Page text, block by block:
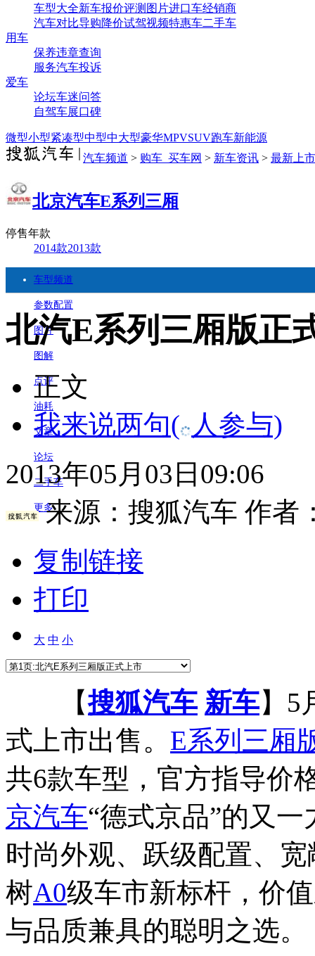
车型大全新车报价评测 图片进口车经销商
汽车对比导购降价试驾视频特惠车二手车
用车
保养违章查询
服务汽车投诉
爱车
论坛车迷问答
自驾车展口碑
微型小型紧凑型中型中大型豪华MPVSUV跑车新能源
汽车频道 > 购车_买车网 > 新车资讯 > 最新上市
北京汽车E系列三厢
停售年款
2014款2013款
车型频道
参数配置
图片
图解
点评
油耗
文章
论坛
二手车
更多
北汽E系列三厢版正
正文
我来说两句( 人参与)
2013年05月03日09:06
来源： 搜狐汽车 作者
复制链接
打印
大 中 小
【搜狐汽车 新车】5
式上市出售。 E系列三厢
共6款车型，官方指导价
京汽车“德式京品”的又一
时尚外观、跃级配置、
树A0级车市新标杆，价
与品质兼具的聪明之选。